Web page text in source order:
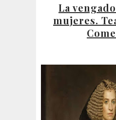
La
mujeres.